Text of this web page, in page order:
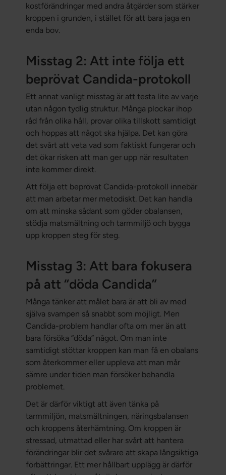
kostförändringar med andra åtgärder som stärker
kroppen i grunden, i stället för att bara jaga en
enda bov.
Misstag 2: Att inte följa ett
beprövat Candida-protokoll
Ett annat vanligt misstag är att testa lite av varje
utan någon tydlig struktur. Många plockar ihop
råd från olika håll, provar olika tillskott samtidigt
och hoppas att något ska hjälpa. Det kan göra
det svårt att veta vad som faktiskt fungerar och
det ökar risken att man ger upp när resultaten
inte kommer direkt.
Att följa ett beprövat Candida-protokoll innebär
att man arbetar mer metodiskt. Det kan handla
om att minska sådant som göder obalansen,
stödja matsmältning och tarmmiljö och bygga
upp kroppen steg för steg.
Misstag 3: Att bara fokusera
på att “döda Candida”
Många tänker att målet bara är att bli av med
själva svampen så snabbt som möjligt. Men
Candida-problem handlar ofta om mer än att
bara försöka “döda” något. Om man inte
samtidigt stöttar kroppen kan man få en obalans
som återkommer eller uppleva att man mår
sämre under tiden man försöker behandla
problemet.
Det är därför viktigt att även tänka på
tarmmiljön, matsmältningen, näringsbalansen
och kroppens återhämtning. Om kroppen är
stressad, utmattad eller har svårt att hantera
förändringar blir det svårare att skapa långsiktiga
förbättringar. Ett mer hållbart upplägg är därför